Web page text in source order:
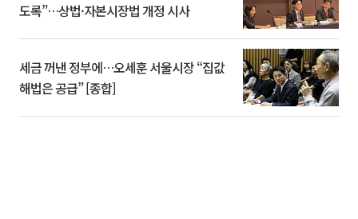
도록”…상법·자본시장법 개정 시사
세금 꺼낸 정부에…오세훈 서울시장 “집값
해법은 공급” [종합]